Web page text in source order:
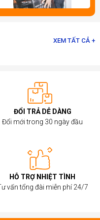
XEM TẤT CẢ +
ĐỔI TRẢ DỄ DÀNG
Đổi mới trong 30 ngày đầu
HỖ TRỢ NHIỆT TÌNH
vấn tổng đài miễn phí 24/7